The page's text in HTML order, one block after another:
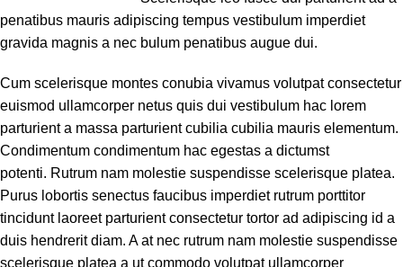
penatibus mauris adipiscing tempus vestibulum imperdiet
gravida magnis a nec bulum penatibus augue dui.
Cum scelerisque montes conubia vivamus volutpat consectetur
euismod ullamcorper netus quis dui vestibulum hac lorem
parturient a massa parturient cubilia cubilia mauris elementum.
Condimentum condimentum hac egestas a dictumst
potenti. Rutrum nam molestie suspendisse scelerisque platea.
Purus lobortis senectus faucibus imperdiet rutrum porttitor
tincidunt laoreet parturient consectetur tortor ad adipiscing id a
duis hendrerit diam. A at nec rutrum nam molestie suspendisse
scelerisque platea a ut commodo volutpat ullamcorper